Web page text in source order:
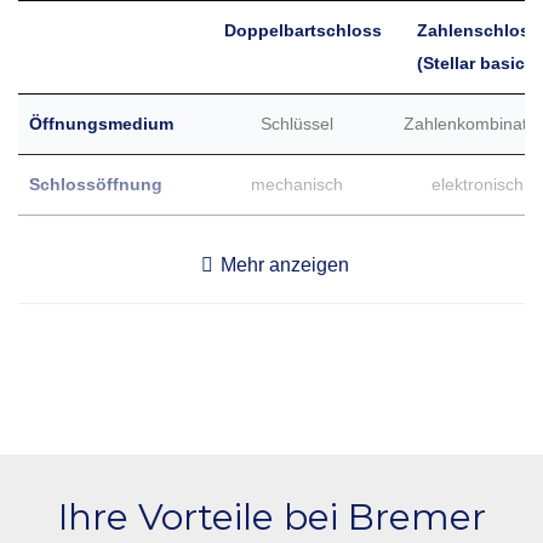
Doppelbartschloss
Zahlenschloss
(Stellar basic)
Öffnungsmedium Schlüssel
Schlossöffnung mechanisch elektronisch
Aufbruchversuche)
Mehr anzeigen
Ihre Vorteile bei Bremer